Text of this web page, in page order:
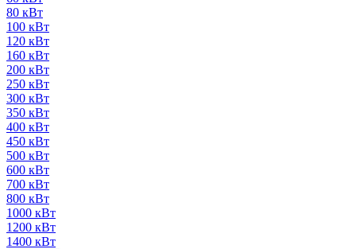
80 кВт
100 кВт
120 кВт
160 кВт
200 кВт
250 кВт
300 кВт
350 кВт
400 кВт
450 кВт
500 кВт
600 кВт
700 кВт
800 кВт
1000 кВт
1200 кВт
1400 кВт